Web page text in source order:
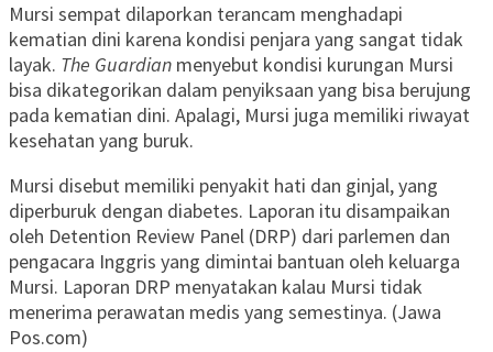
Mursi sempat dilaporkan terancam menghadapi
kematian dini karena kondisi penjara yang sangat tidak
layak. The Guardian menyebut kondisi kurungan Mursi
bisa dikategorikan dalam penyiksaan yang bisa berujung
pada kematian dini. Apalagi, Mursi juga memiliki riwayat
kesehatan yang buruk.
Mursi disebut memiliki penyakit hati dan ginjal, yang
diperburuk dengan diabetes. Laporan itu disampaikan
oleh Detention Review Panel (DRP) dari parlemen dan
pengacara Inggris yang dimintai bantuan oleh keluarga
Mursi. Laporan DRP menyatakan kalau Mursi tidak
menerima perawatan medis yang semestinya. (Jawa
Pos.com)